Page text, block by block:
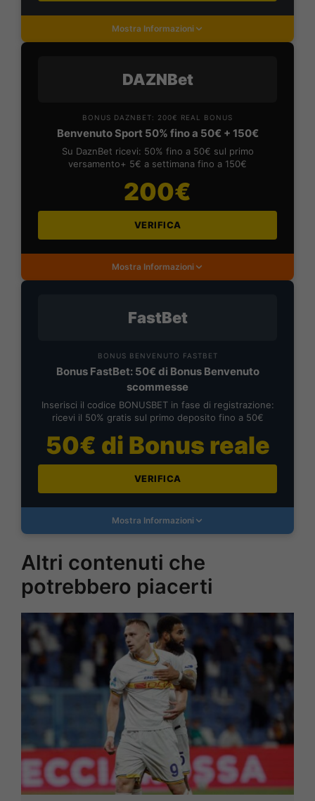
Mostra Informazioni
DAZNBet
BONUS DAZNBET: 200€ REAL BONUS
Benvenuto Sport 50% fino a 50€ + 150€
Su DaznBet ricevi: 50% fino a 50€ sul primo
versamento+ 5€ a settimana fino a 150€
200€
VERIFICA
Mostra Informazioni
FastBet
BONUS BENVENUTO FASTBET
Bonus FastBet: 50€ di Bonus Benvenuto
scommesse
Inserisci il codice BONUSBET in fase di registrazione:
ricevi il 50% gratis sul primo deposito fino a 50€
50€ di Bonus reale
VERIFICA
Mostra Informazioni
Altri contenuti che
potrebbero piacerti